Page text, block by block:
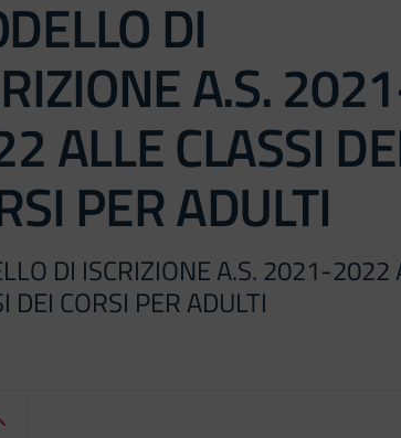
DI
A.S.
ALLE CLASSI
PER ADULTI
DI ISCRIZIONE A.S. 2021-2022
DEI CORSI PER ADULTI